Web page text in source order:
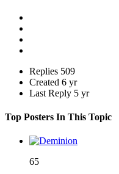
Replies 509
Created 6 yr
Last Reply 5 yr
Top Posters In This Topic
65